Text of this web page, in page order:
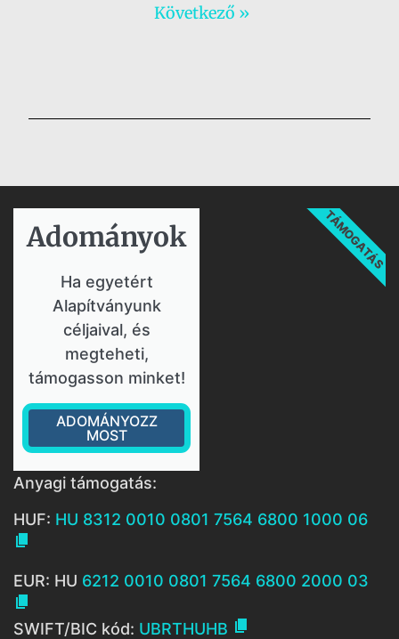
Következő »
Adományok​
Ha egyetért
Alapítványunk
céljaival, és
megteheti,
támogasson minket!
ADOMÁNYOZZ
MOST
TÁMOGATÁS
Anyagi támogatás:
HUF: HU 8312 0010 0801 7564 6800 1000 06

EUR: HU 6212 0010 0801 7564 6800 2000 03

SWIFT/BIC kód: UBRTHUHB 